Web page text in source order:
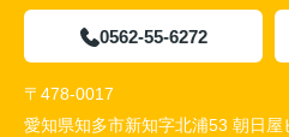
0562-55-6272
〒478-0017
愛知県知多市新知字北浦53 朝日屋